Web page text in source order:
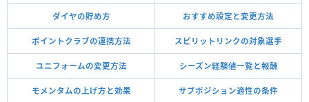
ダイヤの貯め方 おすすめ設定と変更方法
ポイントクラブの連携方法 スピリットリンクの対象選手
ユニフォームの変更方法 シーズン経験値一覧と報酬
モメンタムの上げ方と効果 サブポジション適性の条件